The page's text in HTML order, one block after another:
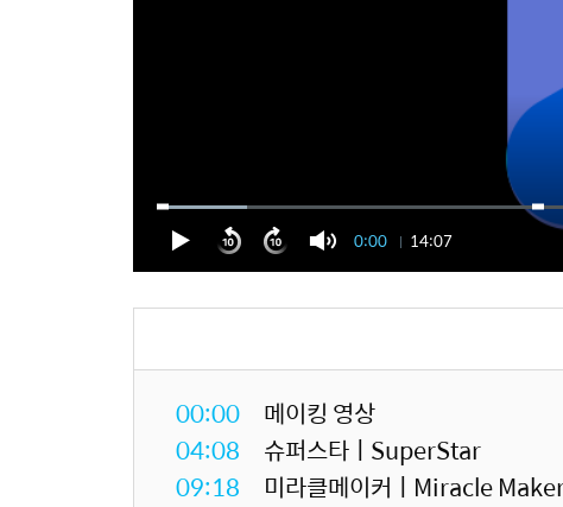
0:00 14:07
00:00
메이킹 영상
04:08
슈퍼스타ㅣSuperStar
09:18
미라클메이커ㅣMiracle